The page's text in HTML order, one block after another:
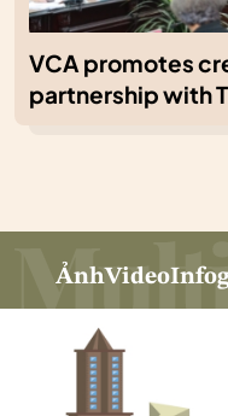
VCA promotes
partnership with
ẢnhVideo